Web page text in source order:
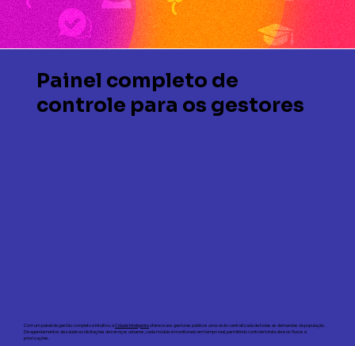
Painel completo de
controle para os gestores
Com um painel de gestão completo e intuitivo, aCidade Inteligenteoferece aos gestores públicos uma visão centralizada de todas as demandas da população.
De agendamentos de saúde a solicitações de serviços urbanos, cada módulo é monitorado em tempo real, permitindo controle total sobre os fluxos e
priorizações.